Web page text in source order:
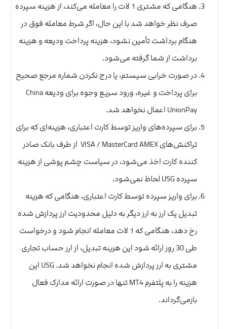
هنگامی که مشتری 1 لات را معامله می‌کند، از هزینه سپرده
صرف نظر خواهد شد با این حال، اگر شرط معامله فوق در
هنگام برداشت تأمین نشود، هزینه پرداخت ودیعه و هزینه
برداشت از شما گرفته می‌شود.
در صورت خرابی سیستم، یا درج نکردن شماره مرجع صحیح
برای پرداخت و غیره، ورود سریع وجوه برای ودیعه China
UnionPay اعمال نخواهد شد.
برای سپرده‌های واریز توسط کارت اعتباری، هزینه‌ای که برای
تراکنش‌های VISA / MasterCard AMEX از طرف بانک صادر
کننده کارت اخذ می‌شود، در سیاست چشم پوشی از هزینه
سپرده USG لحاظ نمی‌شود.
برای واریز سپرده توسط کارت اعتباری، هنگامی که هزینه
تبدیل یک ارز به ارز دیگر به دلیل محدودیت ارز پردازش شده
رخ دهد، هنگامی که 1 لات معامله انجام شود و درخواست
طی 30 روز ارائه شود این هزینه تبدیل، از ارز حساب تجاری
مشتری به ارز پردازش شده انجام نخواهد شد. USG این
هزینه را به پلتفرم MT4 تنها در صورت ارائه مدارک فعال
بازمی‌گرداند.